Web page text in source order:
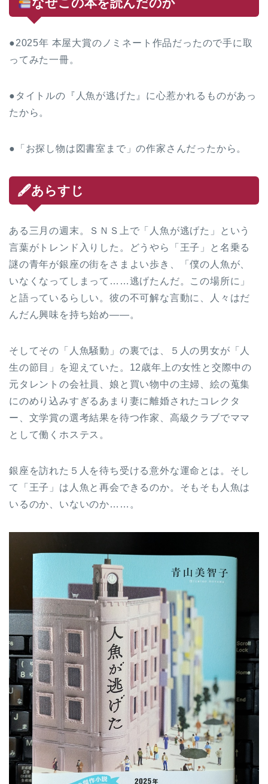
なぜこの本を読んだのか
●2025年 本屋大賞のノミネート作品だったので手に取
ってみた一冊。
●タイトルの『人魚が逃げた』に心惹かれるものがあっ
たから。
●「お探し物は図書室まで」の作家さんだったから。
🖋あらすじ
ある三月の週末。ＳＮＳ上で「人魚が逃げた」という
言葉がトレンド入りした。どうやら「王子」と名乗る
謎の青年が銀座の街をさまよい歩き、「僕の人魚が、
いなくなってしまって……逃げたんだ。この場所に」
と語っているらしい。彼の不可解な言動に、人々はだ
んだん興味を持ち始め――。
そしてその「人魚騒動」の裏では、５人の男女が「人
生の節目」を迎えていた。12歳年上の女性と交際中の
元タレントの会社員、娘と買い物中の主婦、絵の蒐集
にのめり込みすぎるあまり妻に離婚されたコレクタ
ー、文学賞の選考結果を待つ作家、高級クラブでママ
として働くホステス。
銀座を訪れた５人を待ち受ける意外な運命とは。そし
て「王子」は人魚と再会できるのか。そもそも人魚は
いるのか、いないのか……。